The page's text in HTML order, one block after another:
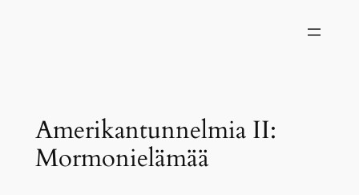
Amerikantunnelmia II:
Mormonielämää